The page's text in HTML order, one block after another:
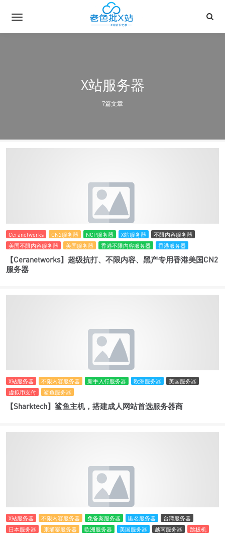
X站服务器
7篇文章
Ceranetworks CN2服务器 NCP服务器 X站服务器
不限内容服务器
美国不限内容服务器
美国服务器 香港不限内容服务器 香港服务器
【Ceranetworks】超级抗打、不限内容、黑产专用香港美国CN2
服务器
X站服务器 不限内容服务器 新手入行服务器 欧洲服务器
美国服务器
虚拟币支付
鲨鱼服务器
【Sharktech】鲨鱼主机，搭建成人网站首选服务器商
X站服务器 不限内容服务器 免备案服务器 匿名服务器
台湾服务器
日本服务器
柬埔寨服务器 欧洲服务器 美国服务器 越南服务器
跳板机